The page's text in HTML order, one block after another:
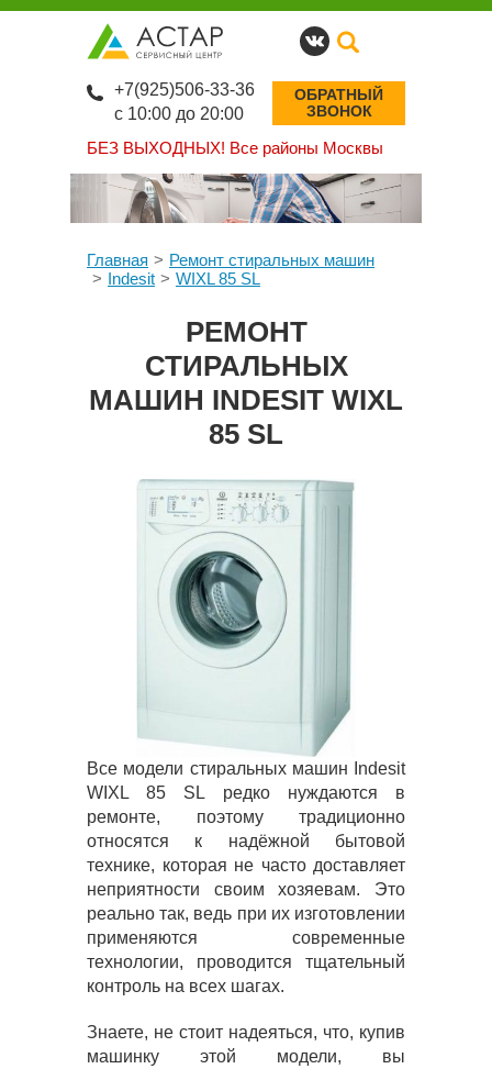
БЕЗ ВЫХОДНЫХ! Все районы Москвы
+7(925)506-33-36
с 10:00 до 20:00
ОБРАТНЫЙ
ЗВОНОК
Главная
Ремонт стиральных машин
Indesit
WIXL 85 SL
РЕМОНТ
СТИРАЛЬНЫХ
МАШИН INDESIT WIXL
85 SL
Все модели стиральных машин Indesit
WIXL 85 SL редко нуждаются в
ремонте, поэтому традиционно
относятся к надёжной бытовой
технике, которая не часто доставляет
неприятности своим хозяевам. Это
реально так, ведь при их изготовлении
применяются современные
технологии, проводится тщательный
контроль на всех шагах.
Знаете, не стоит надеяться, что, купив
машинку этой модели, вы